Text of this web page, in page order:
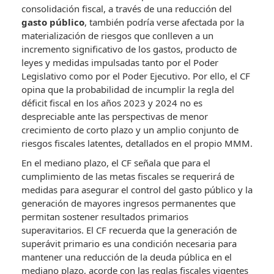
consolidación fiscal, a través de una reducción del
gasto público, también podría verse afectada por la
materialización de riesgos que conlleven a un
incremento significativo de los gastos, producto de
leyes y medidas impulsadas tanto por el Poder
Legislativo como por el Poder Ejecutivo. Por ello, el CF
opina que la probabilidad de incumplir la regla del
déficit fiscal en los años 2023 y 2024 no es
despreciable ante las perspectivas de menor
crecimiento de corto plazo y un amplio conjunto de
riesgos fiscales latentes, detallados en el propio MMM.
En el mediano plazo, el CF señala que para el
cumplimiento de las metas fiscales se requerirá de
medidas para asegurar el control del gasto público y la
generación de mayores ingresos permanentes que
permitan sostener resultados primarios
superavitarios. El CF recuerda que la generación de
superávit primario es una condición necesaria para
mantener una reducción de la deuda pública en el
mediano plazo, acorde con las reglas fiscales vigentes